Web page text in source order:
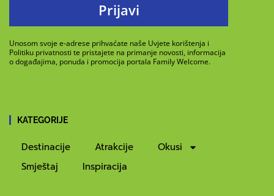
Prijavi
Unosom svoje e-adrese prihvaćate naše Uvjete korištenja i
Politiku privatnosti te pristajete na primanje novosti, informacija
o događajima, ponuda i promocija portala Family Welcome.
KATEGORIJE
Destinacije Atrakcije
Okusi
Smještaj
Inspiracija